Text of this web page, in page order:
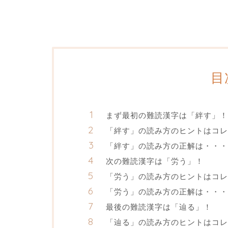
目
まず最初の難読漢字は「絆す」！
「絆す」の読み方のヒントはコレ
「絆す」の読み方の正解は・・
次の難読漢字は「労う」！
「労う」の読み方のヒントはコレ
「労う」の読み方の正解は・・
最後の難読漢字は「辿る」！
「辿る」の読み方のヒントはコレ